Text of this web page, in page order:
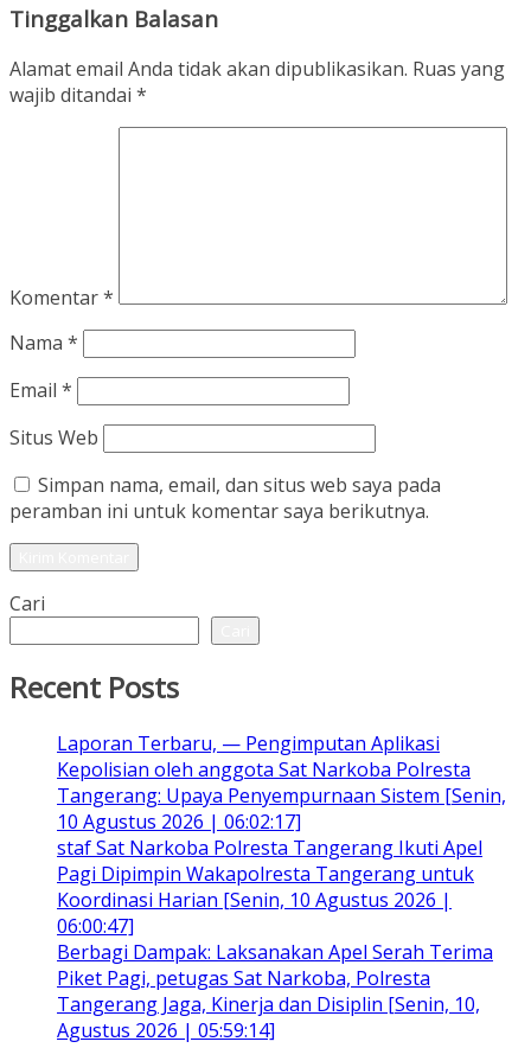
Tinggalkan Balasan
Alamat email Anda tidak akan dipublikasikan. Ruas yang
wajib ditandai *
Komentar*
Nama *
Email *
Situs Web
Simpan nama, email, dan situs web saya pada
peramban ini untuk komentar saya berikutnya.
Cari
Recent Posts
Laporan Terbaru, — Pengimputan Aplikasi
Kepolisian oleh anggota Sat Narkoba Polresta
Tangerang: Upaya Penyempurnaan Sistem [Senin,
10 Agustus 2026 | 06:02:17]
staf Sat Narkoba Polresta Tangerang Ikuti Apel
Pagi Dipimpin Wakapolresta Tangerang untuk
Koordinasi Harian [Senin, 10 Agustus 2026 |
06:00:47]
Berbagi Dampak: Laksanakan Apel Serah Terima
Piket Pagi, petugas Sat Narkoba, Polresta
Tangerang Jaga, Kinerja dan Disiplin [Senin, 10,
Agustus 2026 | 05:59:14]